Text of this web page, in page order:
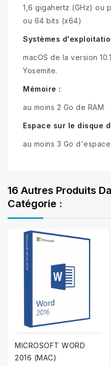
1,6 gigahertz (GHz) ou
ou 64 bits (x64)
Systèmes
macOS de la version
Yosemite.
Mémoire :
au moins 2 Go de RAM
Espace sur le disque
au moins 3 Go
16 Autres Produits
Catégorie :
MICROSOFT WORD
2016 (MAC)